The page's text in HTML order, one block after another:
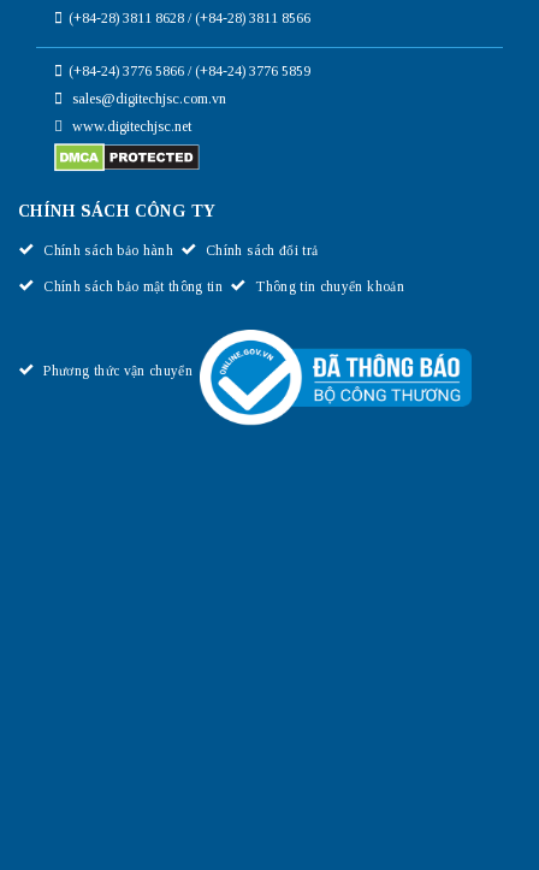
(+84-28) 3811 8628 / (+84-28) 3811 8566
(+84-24) 3776 5866 / (+84-24) 3776 5859
sales@digitechjsc.com.vn
www.digitechjsc.net
CHÍNH SÁCH CÔNG TY
Chính sách bảo hành Chính sách đổi trả
Chính sách bảo mật thông tin Thông tin chuyển khoản
Phương thức vận chuyển